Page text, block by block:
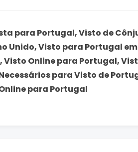
para Portugal, Visto de
Unido, Visto para Portugal
Online para Portugal,
para Visto de
para Portugal